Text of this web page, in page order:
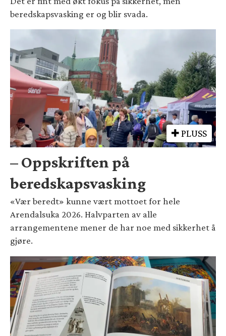
beredskapsvasking er og blir svada.
PLUSS
– Oppskriften på
beredskapsvasking
«Vær beredt» kunne vært mottoet for hele
Arendalsuka 2026. Halvparten av alle
arrangementene mener de har noe med sikkerhet å
gjøre.